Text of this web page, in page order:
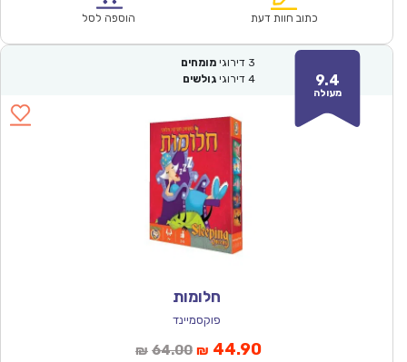
₪60.00.
כתוב חוות דעת הוספה לסל
9.4
מעולה
3 דירוגי מומחים
4 דירוגי גולשים
חלומות
פוקסמיינד
₪ 64.00המחיר
₪ 44.90המחיר